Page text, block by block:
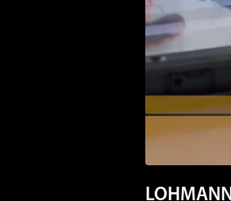
LOHMANN